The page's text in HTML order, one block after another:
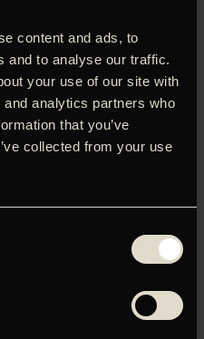
content and ads, to
and to analyse our traffic.
your use of our site with
analytics partners who
that you’ve
collected from your use